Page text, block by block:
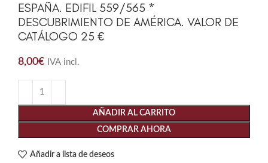
ESPAÑA. EDIFIL 559/565 *
DESCUBRIMIENTO DE AMÉRICA. VALOR DE
CATÁLOGO 25 €
8,00€ IVA incl.
AÑADIR AL CARRITO
COMPRAR AHORA
Añadir a lista de deseos